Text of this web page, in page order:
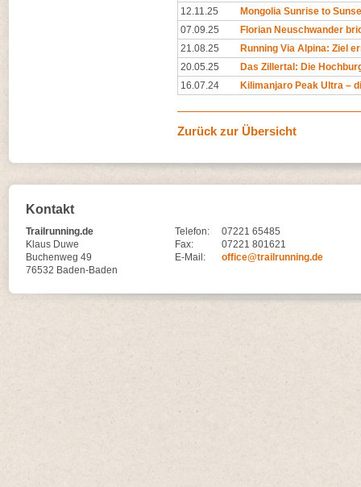
12.11.25
Mongolia Sunrise to
07.09.25
Florian Neuschwander
21.08.25
Running Via Alpina: Ziel
20.05.25
Das Zillertal: Die
16.07.24
Kilimanjaro Peak Ultra –
Zurück zur Übersicht
Kontakt
Trailrunning.de
Klaus Duwe
Buchenweg 49
76532 Baden-Baden
Telefon:
07221 65485
Fax:
07221 801621
E-Mail:
office@trailrunning.de